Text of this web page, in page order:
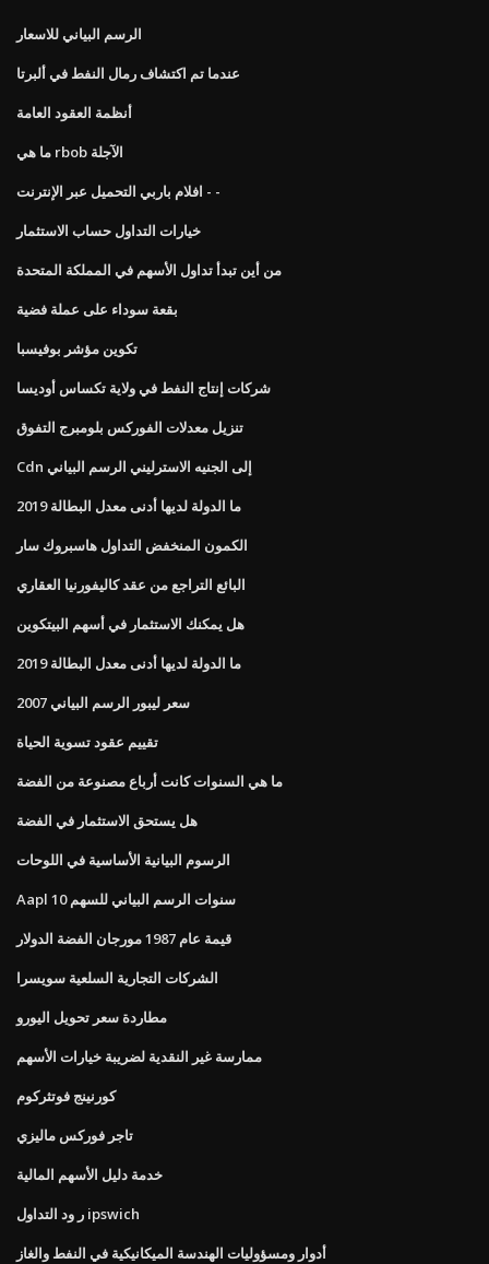
الرسم البياني للاسعار
عندما تم اكتشاف رمال النفط في ألبرتا
أنظمة العقود العامة
ما هي rbob الآجلة
افلام باربي التحميل عبر الإنترنت - -
خيارات التداول حساب الاستثمار
من أين تبدأ تداول الأسهم في المملكة المتحدة
بقعة سوداء على عملة فضية
تكوين مؤشر بوفيسبا
شركات إنتاج النفط في ولاية تكساس أوديسا
تنزيل معدلات الفوركس بلومبرج التفوق
Cdn إلى الجنيه الاسترليني الرسم البياني
ما الدولة لديها أدنى معدل البطالة 2019
الكمون المنخفض التداول هاسبروك سار
البائع التراجع من عقد كاليفورنيا العقاري
هل يمكنك الاستثمار في أسهم البيتكوين
ما الدولة لديها أدنى معدل البطالة 2019
سعر ليبور الرسم البياني 2007
تقييم عقود تسوية الحياة
ما هي السنوات كانت أرباع مصنوعة من الفضة
هل يستحق الاستثمار في الفضة
الرسوم البيانية الأساسية في اللوحات
Aapl 10 سنوات الرسم البياني للسهم
قيمة عام 1987 مورجان الفضة الدولار
الشركات التجارية السلعية سويسرا
مطاردة سعر تحويل اليورو
ممارسة غير النقدية لضريبة خيارات الأسهم
كورنينج فوتثركوم
تاجر فوركس ماليزي
خدمة دليل الأسهم المالية
ر ود التداول ipswich
أدوار ومسؤوليات الهندسة الميكانيكية في النفط والغاز